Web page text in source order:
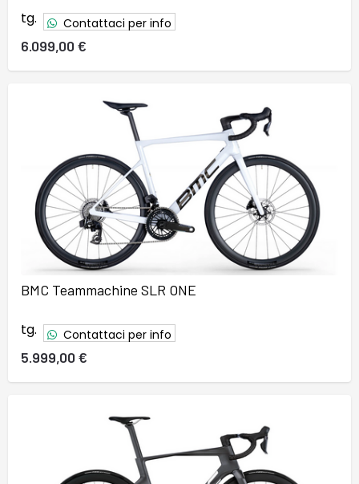
tg. Contattaci per info
6.099,00 €
BMC Teammachine SLR ONE
tg. Contattaci per info
5.999,00 €